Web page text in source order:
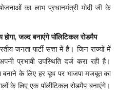
का लाभ प्रधानमंत्री मोदी जी के
जल्द बनाएंगे पॉलिटिकल रोडमैप
जनता पार्टी सत्ता में है। जिन राज्यों में
अपनी प्रभावी उपस्थिति दर्ज करा रही है।
बनाने के लिए हर बूथ पर भाजपा मजबूत का
के लिए एक पॉलीटिकल रोडमैप बनाएंगे।